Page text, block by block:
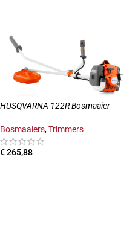
HUSQVARNA 122R Bosmaaier
Bosmaaiers,Trimmers
€265,88